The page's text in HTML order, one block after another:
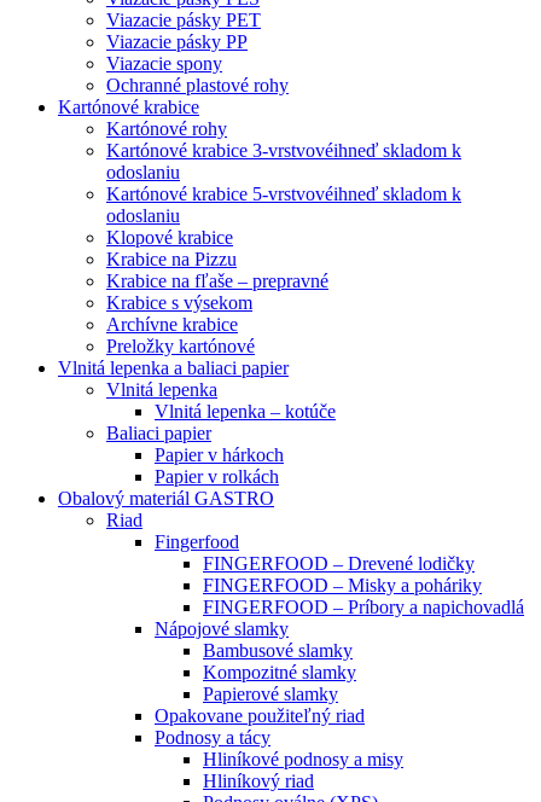
Viazacie pásky PET
Viazacie pásky PP
Viazacie spony
Ochranné plastové rohy
Kartónové krabice
Kartónové rohy
Kartónové krabice 3-vrstvovéihneď skladom k
odoslaniu
Kartónové krabice 5-vrstvovéihneď skladom k
odoslaniu
Klopové krabice
Krabice na Pizzu
Krabice na fľaše – prepravné
Krabice s výsekom
Archívne krabice
Preložky kartónové
Vlnitá lepenka a baliaci papier
Vlnitá lepenka
Vlnitá lepenka – kotúče
Baliaci papier
Papier v hárkoch
Papier v rolkách
Obalový materiál GASTRO
Riad
Fingerfood
FINGERFOOD – Drevené lodičky
FINGERFOOD – Misky a poháriky
FINGERFOOD – Príbory a napichovadlá
Nápojové slamky
Bambusové slamky
Kompozitné slamky
Papierové slamky
Opakovane použiteľný riad
Podnosy a tácy
Hliníkové podnosy a misy
Hliníkový riad